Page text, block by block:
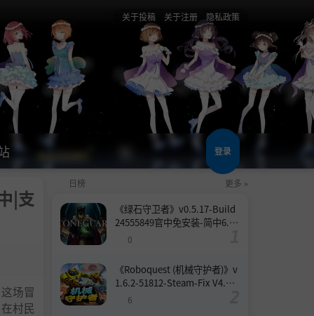
关于投稿 关于注册 隐私政策
登录
|支
场冒
村民
日榜 更多 »
《绿石守卫者》v0.5.17-Build
24555849官中免安装-简中6.6
0
《Roboquest (机械守护者)》v
1.6.2-51812-Steam-Fix V4.联
机版官中简体
6